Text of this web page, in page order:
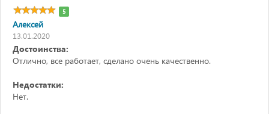
5
Алексей
13.01.2020
Достоинства:
Отлично, все работает, сделано очень качественно.
Недостатки:
Нет.